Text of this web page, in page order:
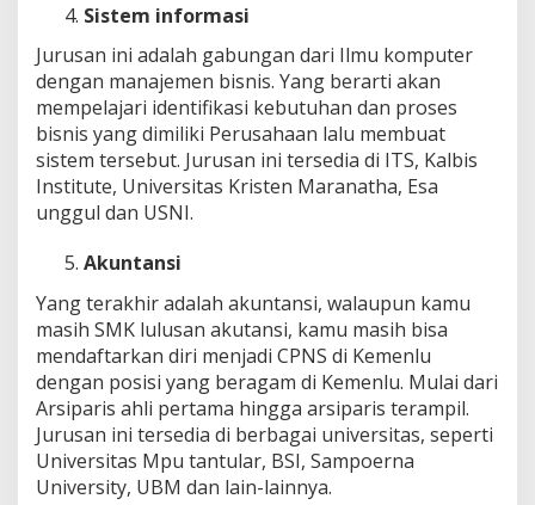
Sistem informasi
Jurusan ini adalah gabungan dari Ilmu komputer
dengan manajemen bisnis. Yang berarti akan
mempelajari identifikasi kebutuhan dan proses
bisnis yang dimiliki Perusahaan lalu membuat
sistem tersebut. Jurusan ini tersedia di ITS, Kalbis
Institute, Universitas Kristen Maranatha, Esa
unggul dan USNI.
Akuntansi
Yang terakhir adalah akuntansi, walaupun kamu
masih SMK lulusan akutansi, kamu masih bisa
mendaftarkan diri menjadi CPNS di Kemenlu
dengan posisi yang beragam di Kemenlu. Mulai dari
Arsiparis ahli pertama hingga arsiparis terampil.
Jurusan ini tersedia di berbagai universitas, seperti
Universitas Mpu tantular, BSI, Sampoerna
University, UBM dan lain-lainnya.